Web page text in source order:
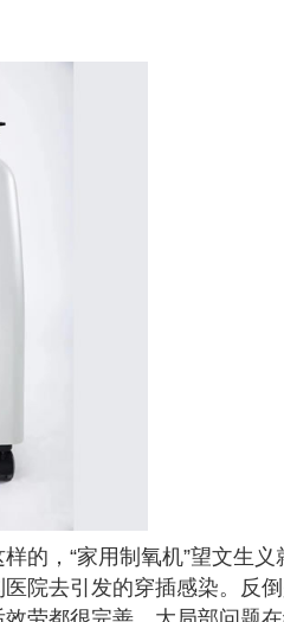
的，“家用制氧机”望文生义
院去引发的穿插感染。反